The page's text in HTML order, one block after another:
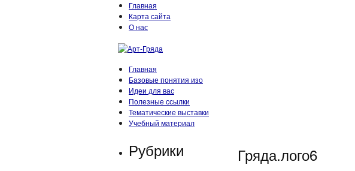
Главная
Карта сайта
О нас
Главная
Базовые понятия изо
Идеи для вас
Полезные ссылки
Тематические выставки
Учебный материал
Рубрики Гряда.лого6